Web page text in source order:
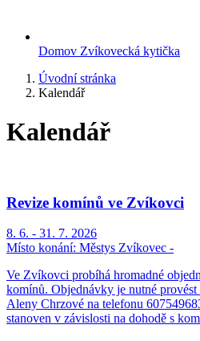
Domov Zvíkovecká kytička
Úvodní stránka
Kalendář
Kalendář
Revize komínů ve Zvíkovci
8. 6. - 31. 7. 2026
Místo konání: Městys Zvíkovec -
Ve Zvíkovci probíhá hromadné
komínů. Objednávky je nutné
Aleny Chrzové na telefonu
stanoven v závislosti na dohodě s